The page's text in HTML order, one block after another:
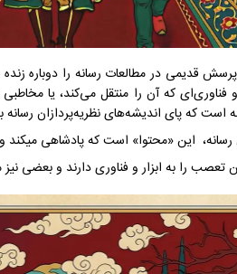
قدیمی در مطالعات رسانه را دوباره
که آن را منتقل می‌کند، یا
که پای اندیشه‌های نظریه‌پردازان رسانه
رسانه، این «محتوا» است که پادشاهی میکند
را به ابزار و فناوری دارند و بعضی